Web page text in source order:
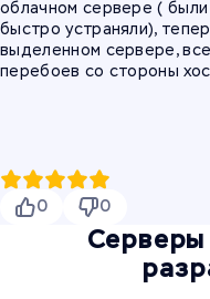
облачном сервере ( были
быстро устраняли),
выделенном сервере,
перебоев со стороны
0 0